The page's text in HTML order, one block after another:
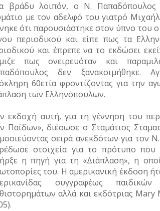
βράδυ λοιπόν, ο Ν. Παπαδόπουλος
με τον αδελφό του γιατρό
ότι παρουσιάστηκε στον ύπνο του
περιοδικού και είπε πως τα
και έπρεπε να το εκδώσει
πως ονειρευόταν και
δεν ξανακοιμήθηκε.
60ετία φροντίζοντας για την
των Ελληνόπουλων.
εκδοχή αυτή, για τη γέννηση του
Παίδων», διέσωσε ο Σταμάτιος
σειρά ανεκδότων για τον
στοιχεία για το πρότυπο που
η πηγή για τη «Διάπλαση», η
του. Η αμερικανική έκδοση
συγγραφέως
αλλά και εκδότριας